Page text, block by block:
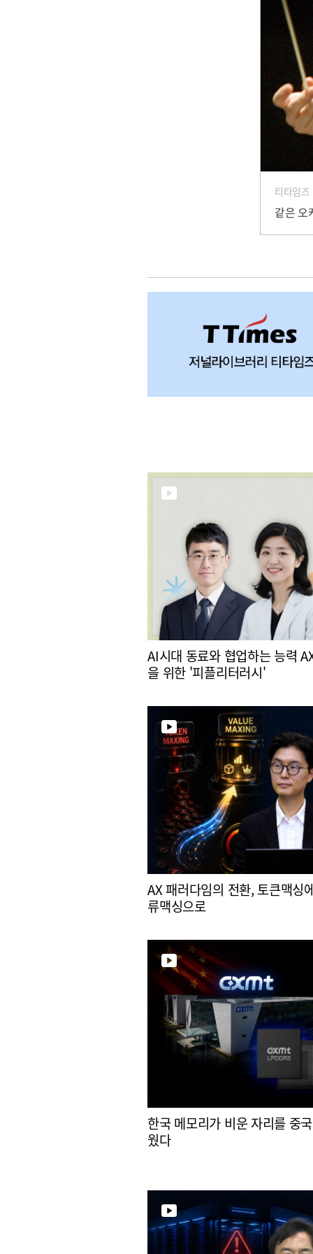
티타임
같은 오
AI시대 동료와 협업하는 능력
을 위한 '피플리터러시'
AX 패러다임의 전환, 토큰맥싱
류맥싱으로
한국 메모리가 비운 자리를 중
웠다